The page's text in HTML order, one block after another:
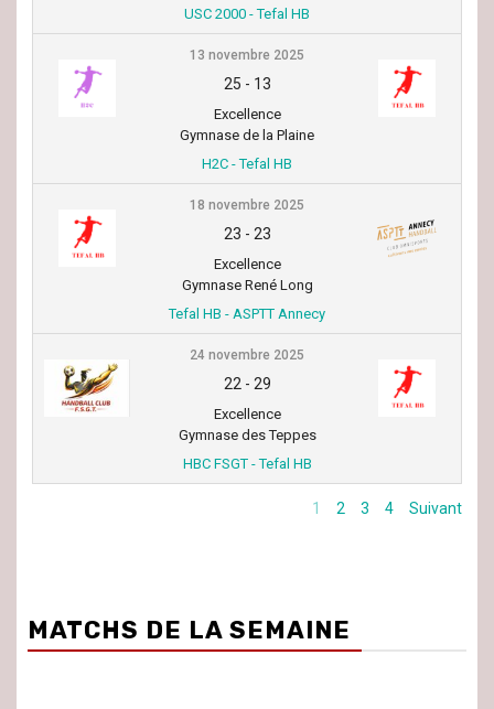
USC 2000 - Tefal HB
13 novembre 2025
25 - 13
Excellence
Gymnase de la Plaine
H2C - Tefal HB
18 novembre 2025
23 - 23
Excellence
Gymnase René Long
Tefal HB - ASPTT Annecy
24 novembre 2025
22- 29
Excellence
Gymnase des Teppes
HBC FSGT - Tefal HB
1 2 3 4 Suivant
MATCHS DE LA SEMAINE